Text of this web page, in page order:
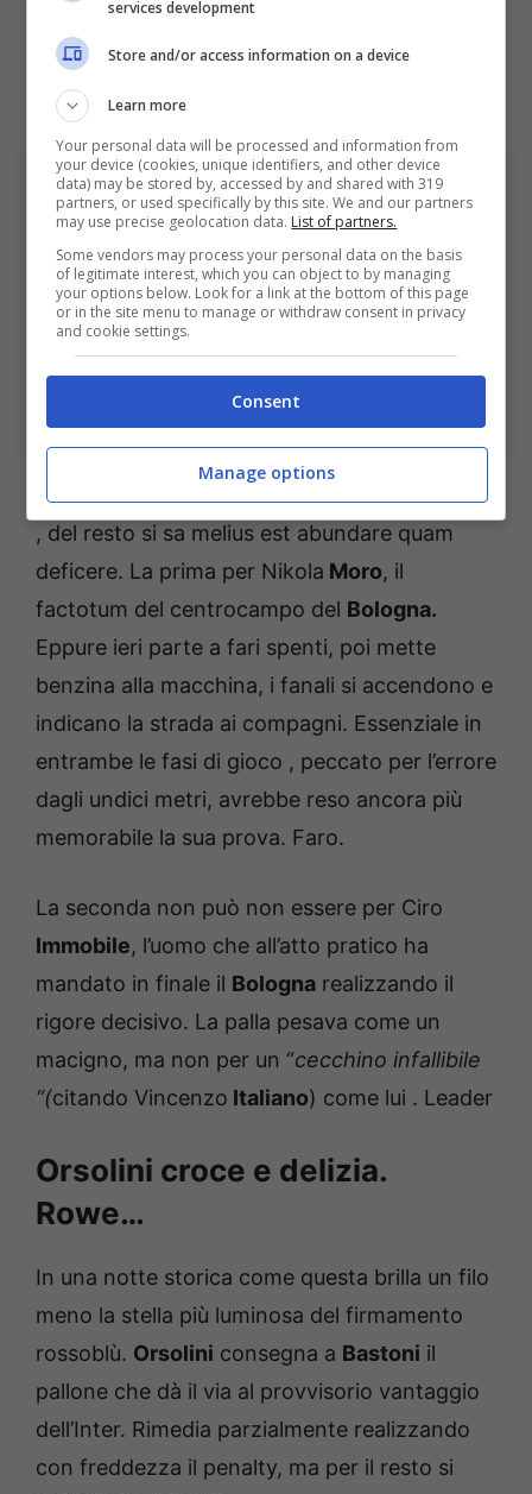
capitolo de“Il Gladiatore “
chi sceglierebbe come attore protagonista ce
l’ho. Monumentale.
Bologna Sport News (Photo by Abdullah Ahmed/Getty
Images Via OneFootball)
Oggi ho deciso di dare ben due note di merito
, del resto si sa melius est abundare quam
deficere. La prima per Nikola Moro, il
factotum del centrocampo del Bologna.
Eppure ieri parte a fari spenti, poi mette
benzina alla macchina, i fanali si accendono e
indicano la strada ai compagni. Essenziale in
entrambe le fasi di gioco , peccato per l’errore
dagli undici metri, avrebbe reso ancora più
memorabile la sua prova. Faro.
La seconda non può non essere per Ciro
Immobile, l’uomo che all’atto pratico ha
mandato in finale il Bologna realizzando il
rigore decisivo. La palla pesava come un
macigno, ma non per un “cecchino infallibile
“(citando Vincenzo Italiano) come lui . Leader
Orsolini croce e delizia.
Rowe…
In una notte storica come questa brilla un filo
meno la stella più luminosa del firmamento
rossoblù. Orsolini consegna a Bastoni il
pallone che dà il via al provvisorio vantaggio
dell’Inter. Rimedia parzialmente realizzando
con freddezza il penalty, ma per il resto si
services development
Store and/or access information on a device
Learn more
Your personal data will be processed and information from
your device (cookies, unique identifiers, and other device
data) may be stored by, accessed by and shared with 319
partners, or used specifically by this site. We and our partners
may use precise geolocation data. List of partners.
Some vendors may process your personal data on the basis
of legitimate interest, which you can object to by managing
your options below. Look for a link at the bottom of this page
or in the site menu to manage or withdraw consent in privacy
and cookie settings.
Consent
Manage options